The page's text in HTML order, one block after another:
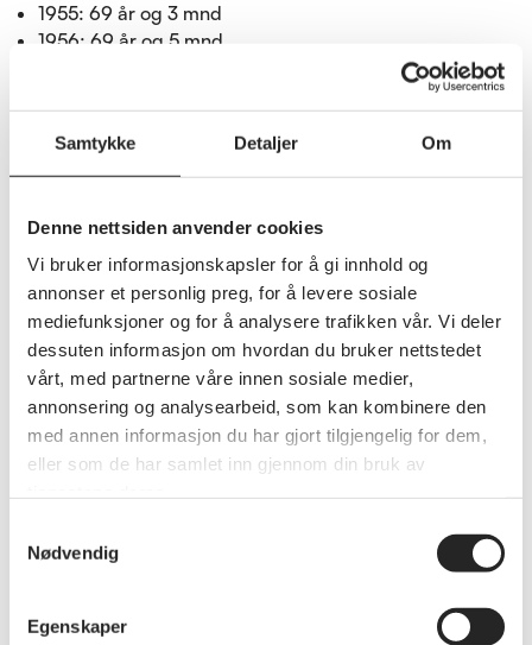
Samtykke Detaljer Om
Denne nettsiden anvender cookies
Vi bruker informasjonskapsler for å gi innhold og
annonser et personlig preg, for å levere sosiale
mediefunksjoner og for å analysere trafikken vår. Vi deler
dessuten informasjon om hvordan du bruker nettstedet
vårt, med partnerne våre innen sosiale medier,
annonsering og analysearbeid, som kan kombinere den
med annen informasjon du har gjort tilgjengelig for dem,
eller som de har samlet inn gjennom din bruk av
Nødvendig
Egenskaper
1955: 69 år og 3 mnd
1956: 69 år og 5 mnd
1960: 70 år og 1 mnd
1961: 70 år og 3 mnd
Kilde: Tabell 4.1 i Prop. 37 L (2023-2024)
Les mer
Les mer om samordningsfellen, og noen av de 25 000
som er rammet
Stortinget